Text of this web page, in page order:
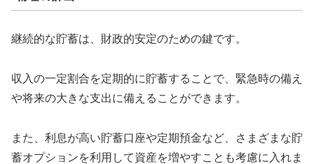
継続的な貯蓄は、財政的安定のための鍵です。
収入の一定割合を定期的に貯蓄することで、緊急時の備え
や将来の大きな支出に備えることができます。
また、利息が高い貯蓄口座や定期預金など、さまざまな貯
蓄オプションを利用して資産を増やすことも考慮に入れま